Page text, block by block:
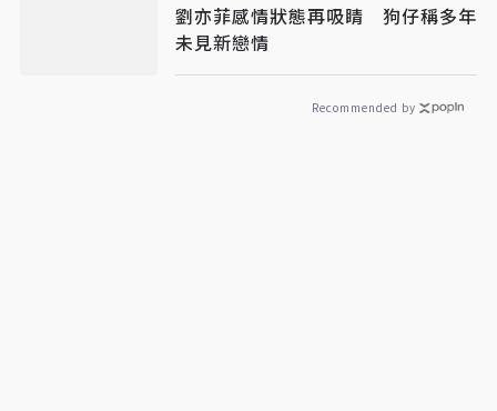
劉亦菲感情狀態再吸睛 狗仔稱多年
未見新戀情
Recommended by